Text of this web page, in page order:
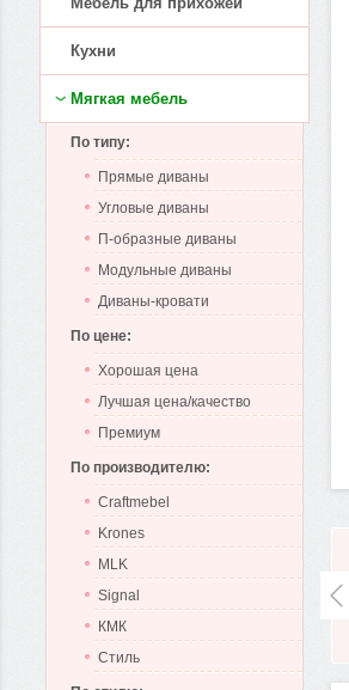
Кухни
Мягкая мебель
По типу:
Прямые диваны
Угловые диваны
П-образные диваны
Модульные диваны
Диваны-кровати
По цене:
Хорошая цена
Лучшая цена/качество
Премиум
По производителю:
Craftmebel
Krones
MLK
Signal
КМК
Стиль